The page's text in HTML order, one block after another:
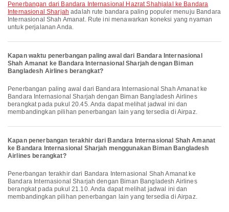
penerbangan dari Bandara Internasional Hazrat Shahjalal ke Bandara
Internasional Sharjah adalah rute bandara paling populer menuju Bandara
Internasional Shah Amanat. Rute ini menawarkan koneksi yang nyaman
untuk perjalanan Anda.
Kapan waktu penerbangan paling awal dari Bandara Internasional
Shah Amanat ke Bandara Internasional Sharjah dengan Biman
Bangladesh Airlines berangkat?
Penerbangan paling awal dari Bandara Internasional Shah Amanat ke
Bandara Internasional Sharjah dengan Biman Bangladesh Airlines
berangkat pada pukul 20.45. Anda dapat melihat jadwal ini dan
membandingkan pilihan penerbangan lain yang tersedia di Airpaz.
Kapan penerbangan terakhir dari Bandara Internasional Shah Amanat
ke Bandara Internasional Sharjah menggunakan Biman Bangladesh
Airlines berangkat?
Penerbangan terakhir dari Bandara Internasional Shah Amanat ke
Bandara Internasional Sharjah dengan Biman Bangladesh Airlines
berangkat pada pukul 21.10. Anda dapat melihat jadwal ini dan
membandingkan pilihan penerbangan lain yang tersedia di Airpaz.